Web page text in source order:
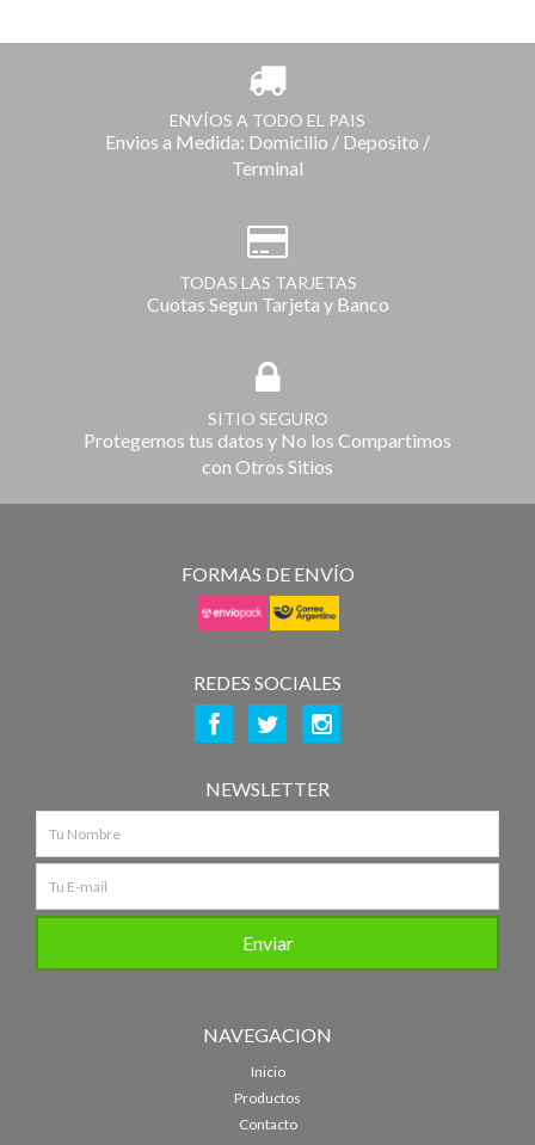
ENVÍOS A TODO EL PAIS
Envios a Medida: Domicilio / Deposito /
Terminal
TODAS LAS TARJETAS
Cuotas Segun Tarjeta y Banco
SITIO SEGURO
Protegemos tus datos y No los Compartimos
con Otros Sitios
FORMAS DE ENVÍO
REDES SOCIALES
NEWSLETTER
NAVEGACION
Inicio
Productos
Contacto